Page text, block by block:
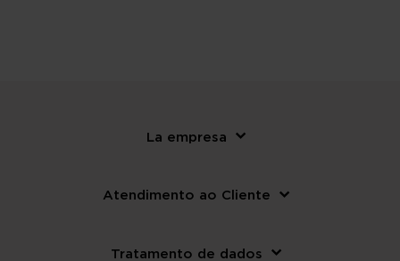
La empresa
Atendimento ao Cliente
Tratamento de dados